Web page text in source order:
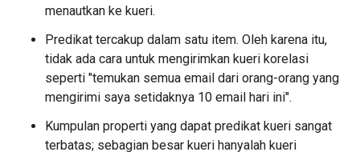
menautkan ke kueri.
Predikat tercakup dalam satu item. Oleh karena itu,
tidak ada cara untuk mengirimkan kueri korelasi
seperti "temukan semua email dari orang-orang yang
mengirimi saya setidaknya 10 email hari ini".
Kumpulan properti yang dapat predikat kueri sangat
terbatas; sebagian besar kueri hanyalah kueri